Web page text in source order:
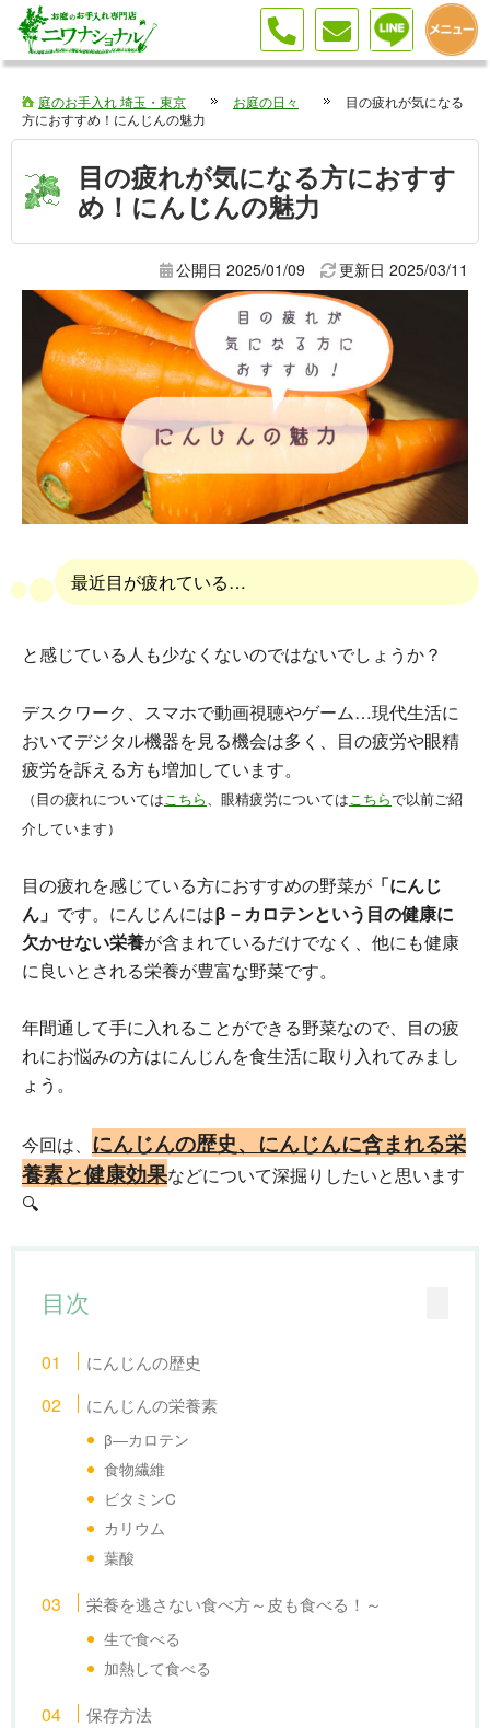
庭のお手入れ 埼玉・東京 お庭の日々
目の疲れが気になる
方におすすめ！にんじんの魅力
目の疲れが気になる方におすす
め！にんじんの魅力
公開日 2025/01/09 更新日 2025/03/11
最近目が疲れている…
と感じている人も少なくないのではないでしょうか？
デスクワーク、スマホで動画視聴やゲーム…現代生活に
おいてデジタル機器を見る機会は多く、目の疲労や眼精
疲労を訴える方も増加しています。
（目の疲れについては こちら 、眼精疲労については こちらで以前ご紹
介しています）
目の疲れを感じている方におすすめの野菜が 「にんじ
ん」 です。にんじんにはβ－カロテンという目の健康に
欠かせない栄養が含まれているだけでなく、他にも健康
に良いとされる栄養が豊富な野菜です。
年間通して手に入れることができる野菜なので、目の疲
れにお悩みの方はにんじんを食生活に取り入れてみまし
ょう。
今回は、 にんじんの歴史、にんじんに含まれる栄
養素と健康効果などについて深掘りしたいと思います
🔍
目次
にんじんの歴史
にんじんの栄養素
β―カロテン
食物繊維
ビタミンC
カリウム
葉酸
栄養を逃さない食べ方～皮も食べる！～
生で食べる
加熱して食べる
保存方法